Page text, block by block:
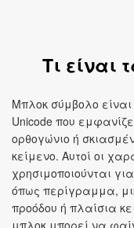
Τι είναι
Μπλοκ σύμβολο
Unicode που
ορθογώνιο ή
κείμενο. Αυτοί οι
χρησιμοποιούνται
όπως περίγραμμα,
προόδου ή πλαίσια
μπλοκ μπορεί να